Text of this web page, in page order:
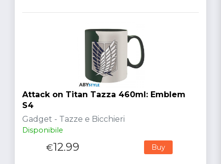
Attack on Titan Tazza 460ml: Emblem
S4
Gadget - Tazze e Bicchieri
Disponibile
€12.99 Buy